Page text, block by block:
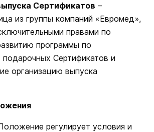
Сертификатов –
из группы компаний «Евромед»,
правами по
программы по
Сертификатов и
организацию выпуска
регулирует условия и